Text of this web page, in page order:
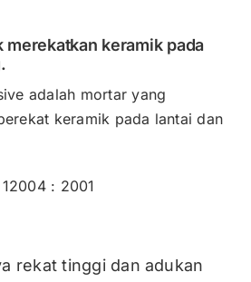
merekatkan keramik pada
adalah mortar yang
keramik pada lantai dan
: 2001
rekat tinggi dan adukan